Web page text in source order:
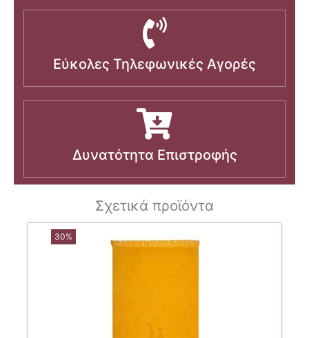
Εύκολες Τηλεφωνικές Αγορές
Δυνατότητα Επιστροφής
Σχετικά προϊόντα
30%